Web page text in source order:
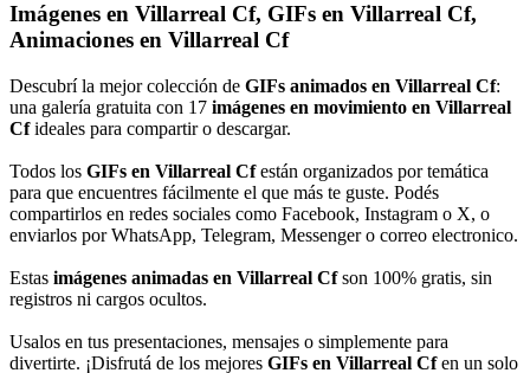
Imágenes en Villarreal Cf, GIFs en Villarreal Cf,
Animaciones en Villarreal Cf
Descubrí la mejor colección de GIFs animados en Villarreal Cf:
una galería gratuita con 17 imágenes en movimiento en Villarreal
Cfideales para compartir o descargar.
Todos los GIFs en Villarreal Cfestán organizados por temática
para que encuentres fácilmente el que más te guste. Podés
compartirlos en redes sociales como Facebook, Instagram o X, o
enviarlos por WhatsApp, Telegram, Messenger o correo electronico.
Estas imágenes animadas en Villarreal Cfson 100% gratis, sin
registros ni cargos ocultos.
Usalos en tus presentaciones, mensajes o simplemente para
divertirte. ¡Disfrutá de los mejores GIFs en Villarreal Cfen un solo